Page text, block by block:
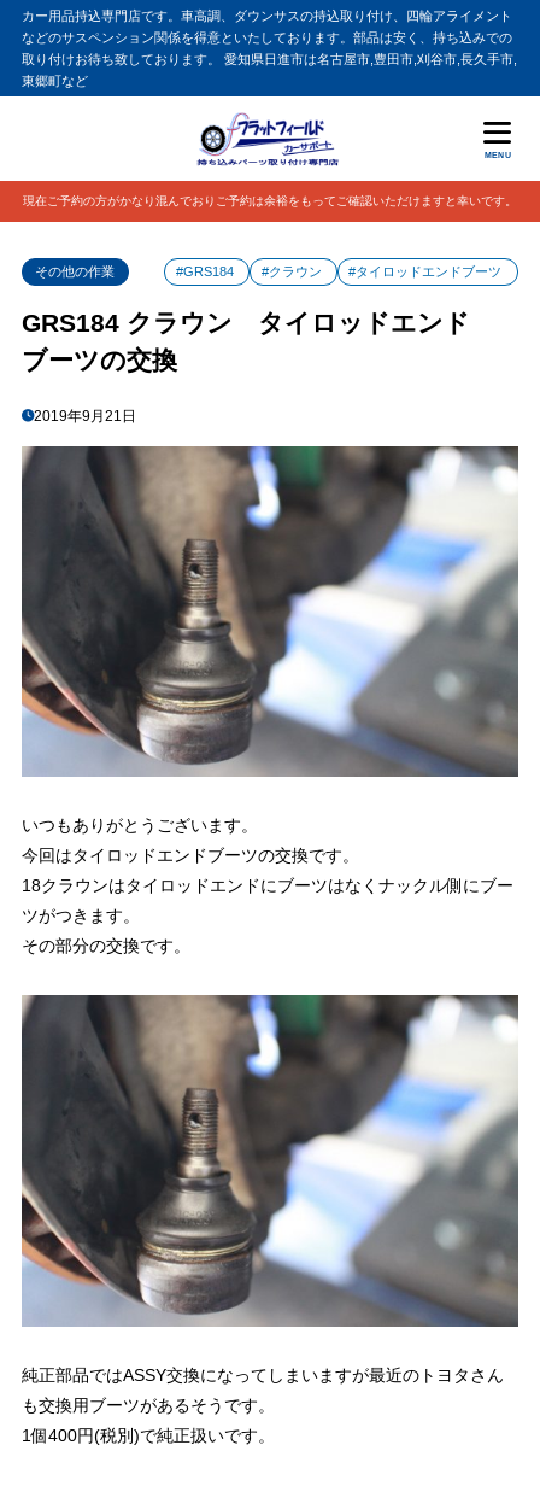
カー用品持込専門店です。車高調、ダウンサスの持込取り付け、四輪アライメント
などのサスペンション関係を得意といたしております。部品は安く、持ち込みでの
取り付けお待ち致しております。 愛知県日進市は名古屋市,豊田市,刈谷市,長久手市,
東郷町など
MENU
現在ご予約の方がかなり混んでおりご予約は余裕をもってご確認いただけますと幸いです。
その他の作業 #GRS184 #クラウン #タイロッドエンドブーツ
GRS184 クラウン タイロッドエンド
ブーツの交換
2019年9月21日
いつもありがとうございます。
今回はタイロッドエンドブーツの交換です。
18クラウンはタイロッドエンドにブーツはなくナックル側にブー
ツがつきます。
その部分の交換です。
純正部品ではASSY交換になってしまいますが最近のトヨタさん
も交換用ブーツがあるそうです。
1個400円(税別)で純正扱いです。